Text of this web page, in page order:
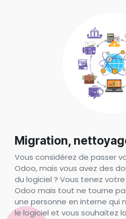
Migration,
Vous considérez de passer
Odoo, mais vous avez des
du logiciel ? Vous tenez
Odoo mais tout ne tourne
une personne en interne qui
le logiciel et vous souhaitez